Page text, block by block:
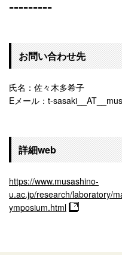
=========
お問い合わせ先
氏名：佐々木多希子
Eメール：t-
詳細web
https://www.musashino-
u.ac.jp/research/laboratory/
ymposium.html